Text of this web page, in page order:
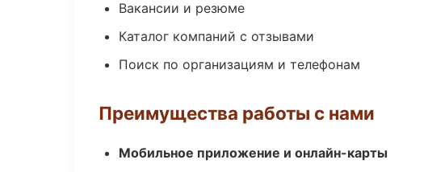
Вакансии и резюме
Каталог компаний с отзывами
Поиск по организациям и телефонам
Преимущества работы с нами
Мобильное приложение и онлайн-карты